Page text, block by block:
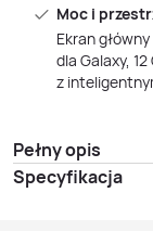
Moc i
Ekran
dla Galaxy,
z
Pełny opis
Specyfikacja